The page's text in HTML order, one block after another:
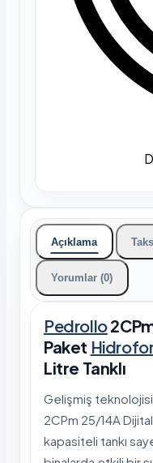
Açıklama
Yorumlar (0)
Pedrollo
Paket
Litre Tanklı
Gelişmiş teknolojisi
2CPm 25/14A
kapasiteli tankı